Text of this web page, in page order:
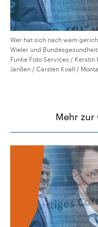
Wer hat sich nach wem
Wieler und
Funke Foto Services /
Janßen / Carsten Koall /
Mehr zur